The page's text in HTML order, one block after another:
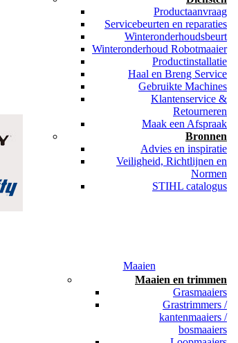
Productaanvraag
Servicebeurten en reparaties
Winteronderhoudsbeurt
Winteronderhoud Robotmaaier
Productinstallatie
Haal en Breng Service
Gebruikte Machines
Klantenservice &
Retourneren
Maak een Afspraak
Bronnen
Advies en inspiratie
Veiligheid, Richtlijnen en
Normen
STIHL catalogus
Maaien
Maaien en trimmen
Grasmaaiers
Grastrimmers /
kantenmaaiers /
bosmaaiers